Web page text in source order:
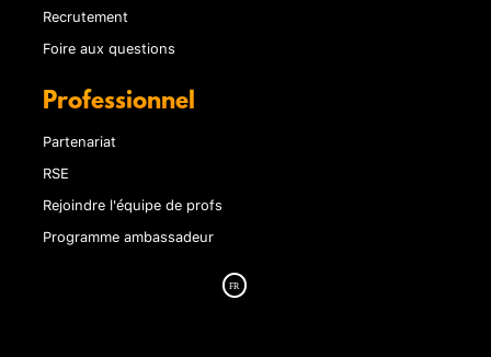
Recrutement
Foire aux questions
Professionnel
Partenariat
RSE
Rejoindre l'équipe de profs
Programme ambassadeur